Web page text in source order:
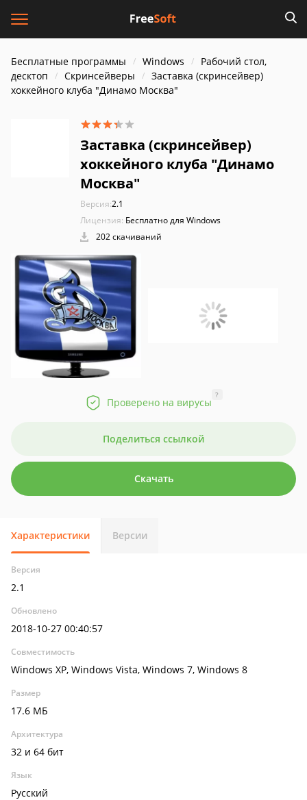
Бесплатные программы Windows
Рабочий стол,
десктоп
Скринсейверы
Заставка (скринсейвер)
хоккейного клуба "Динамо Москва"
Заставка (скринсейвер)
хоккейного клуба "Динамо
Москва"
Версия:2.1
Лицензия: Бесплатно для Windows
202 скачиваний
Проверено на вирусы
?
Поделиться ссылкой
Скачать
Характеристики Версии
Версия
2.1
Обновлено
2018-10-27 00:40:57
Совместимость
Windows XP, Windows Vista, Windows 7, Windows 8
Размер
17.6 МБ
Архитектура
32 и 64 бит
Язык
Русский